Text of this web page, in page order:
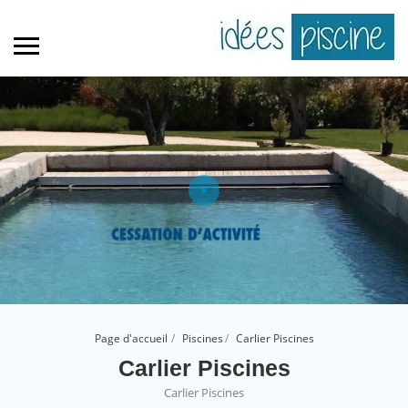
Page d'accueil Piscines Carlier Piscines
Carlier Piscines
Carlier Piscines